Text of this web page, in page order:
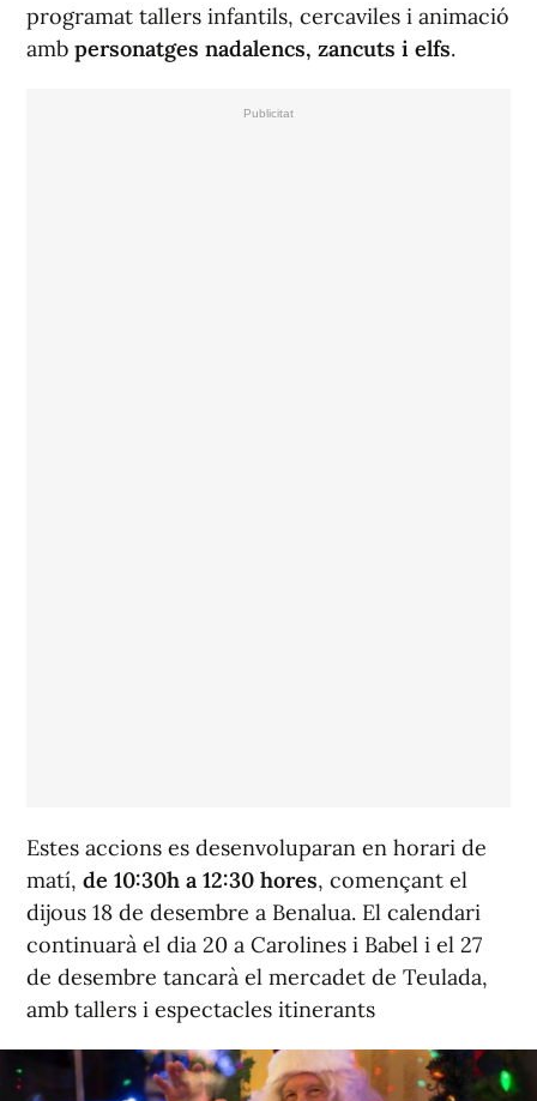
programat tallers infantils, cercaviles i animació
amb personatges nadalencs, zancuts i elfs.
Estes accions es desenvoluparan en horari de
matí, de 10:30h a 12:30 hores, començant el
dijous 18 de desembre a Benalua. El calendari
continuarà el dia 20 a Carolines i Babel i el 27
de desembre tancarà el mercadet de Teulada,
amb tallers i espectacles itinerants